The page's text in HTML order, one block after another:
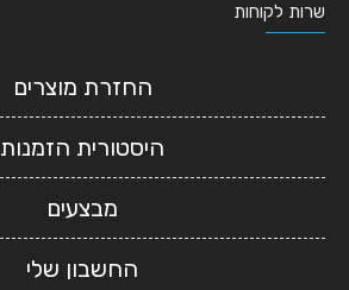
שרות לקוחות
החזרת מוצרים
היסטורית הזמנות
מבצעים
החשבון שלי